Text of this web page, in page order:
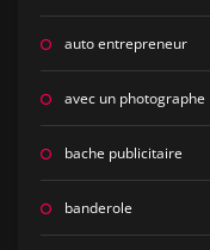
auto entrepreneur
avec un photographe
bache publicitaire
banderole